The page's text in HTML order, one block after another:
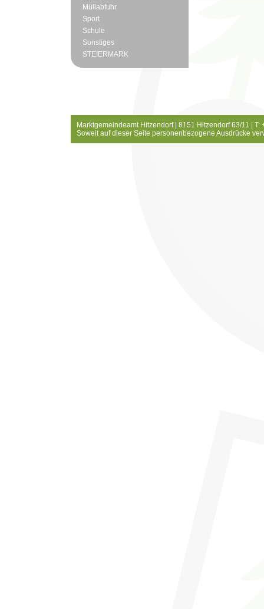
Müllabfuhr
Sport
Schule
Sonstiges
STEIERMARK
Marktgemeindeamt Hitzendorf | 8151 Hitzendorf 63/11 |
Soweit auf dieser Seite personenbezogene Ausdrücke